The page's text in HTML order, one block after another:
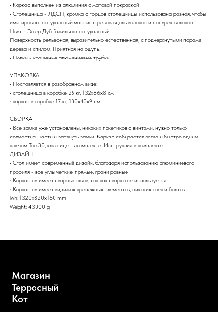
• Каркас выполнен из алюминия с матовой покраской
• Столешница - ЛДСП, кромка с торцов столешницы использована разная, чтобы
имитировать натуральный массив с резом вдоль волокон и поперек волокон.
Цвет - Эггер Дуб Гамильтон натуральный
Поверхность рельефная, выразительно естественная, с подчеркнутыми порами
дерева и спилом. Приятная на ощупь.
• Полки - крашеные алюминиевые трубки
УПАКОВКА
• Поставляется в разобранном виде:
• столешница в коробке 25 кг, 132х86х8 см
• каркас в коробке 17 кг, 130х40х9 см
СБОРКА
• Все замки уже установлены, никаких пакетиков с винтами, нужно только
совместить части и затянуть замки. Каркас собирается легко и быстро одним
ключом Torx30, ключ идет в комплекте. Инструкция в комплекте
ДИЗАЙН
• Стол имеет современный дизайн, благодаря использованию алюминиевого
профиля - все углы четкие, прямые, грани ровные
• Каркас не имеет сварных швов, так как сварка не используется
• Каркас не имеет видимых крепежных элементов, никаких гаек и болтов
lwh: 1320x820x160 mm
Weight: 43000 g
Магазин
Террасный
Кот